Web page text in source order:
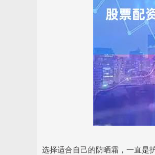
选择适合自己的防晒霜，一直是